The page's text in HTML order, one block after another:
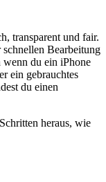
transparent und fair.
Bearbeitung
wenn du ein iPhone
ein gebrauchtes
du einen
heraus, wie